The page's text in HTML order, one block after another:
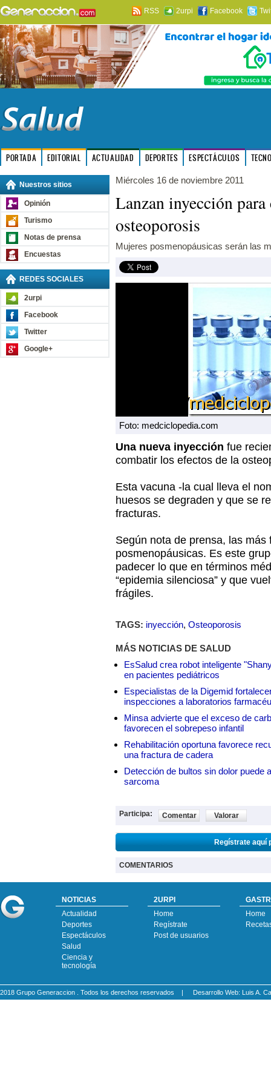
RSS 2urpi Facebook
PORTADA EDITORIAL ACTUALIDAD DEPORTES ESPECTÁCULOS
Nuestros sitios
Opinión
Turismo
Notas de prensa
Encuestas
REDES SOCIALES
2urpi
Facebook
Twitter
Google+
Miércoles 16 de noviembre 2011
Lanzan inyección
osteoporosis
Mujeres posmenopáusicas serán las
Foto: medciclopedia.com
Una nueva inyección fue
combatir los efectos de la
Esta vacuna -la cual lleva el
huesos se degraden y que se
fracturas.
Según nota de prensa, las
posmenopáusicas. Es este
padecer lo que en términos
“epidemia silenciosa” y que
frágiles.
TAGS: inyección, Osteoporosis
MÁS NOTICIAS DE SALUD
EsSalud crea robot inteligente
en pacientes pediátricos
Especialistas de la Digemid
inspecciones a laboratorios
Minsa advierte que el exceso de
favorecen el sobrepeso infantil
Rehabilitación oportuna favorece
una fractura de cadera
Detección de bultos sin dolor puede
sarcoma
Participa: Comentar Valorar
Regístrate aquí
COMENTARIOS
NOTICIAS
Actualidad
Deportes
Espectáculos
Salud
Ciencia y
tecnología
2URPI
Home
Regístrate
Post de usuarios
Home
2018 Grupo Generaccion . Todos los derechos reservados | Desarrollo Web: Luis